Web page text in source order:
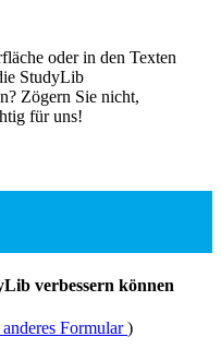
oder in den Texten
StudyLib
Zögern Sie nicht,
für uns!
verbessern können
Formular)